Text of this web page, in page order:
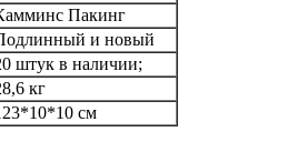
Пакинг
и новый
штук в наличии;
кг
см